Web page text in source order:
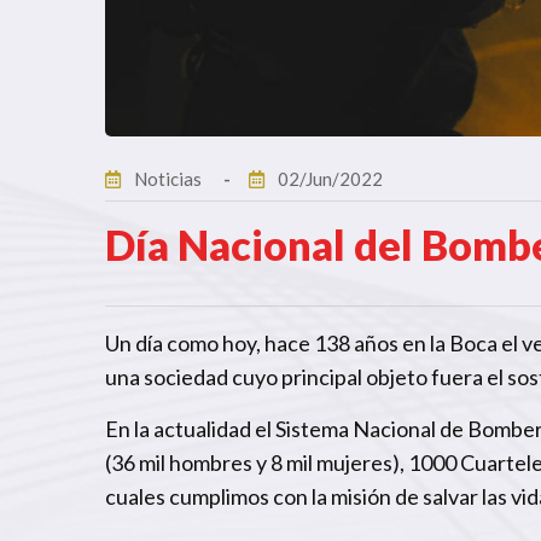
Noticias 02/Jun/2022
Día Nacional del
Un día como hoy, hace 138 años en la Boca el
una sociedad cuyo principal objeto fuera el
En la actualidad el Sistema Nacional de
(36 mil hombres y 8 mil mujeres), 1000
cuales cumplimos con la misión de salvar las